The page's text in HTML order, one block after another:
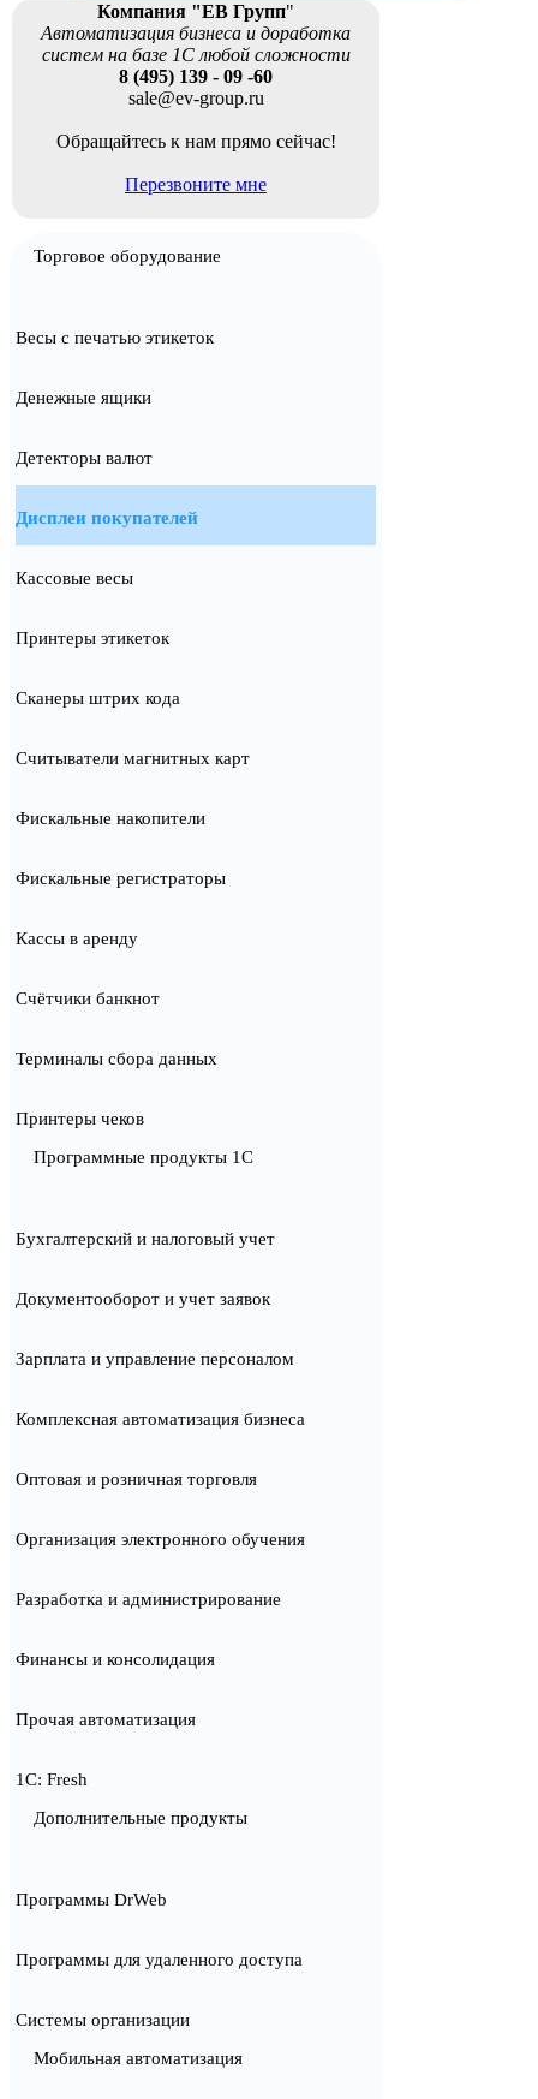
Компания "ЕВ Групп"
Автоматизация бизнеса и доработка
систем на базе 1С любой сложности
8 (495) 139 - 09 -60
sale@ev-group.ru
Обращайтесь к нам прямо сейчас!
Перезвоните мне
Торговое оборудование
Весы с печатью этикеток
Денежные ящики
Детекторы валют
Дисплеи покупателей
Кассовые весы
Принтеры этикеток
Сканеры штрих кода
Считыватели магнитных карт
Фискальные накопители
Фискальные регистраторы
Кассы в аренду
Счётчики банкнот
Терминалы сбора данных
Принтеры чеков
Программные продукты 1С
Бухгалтерский и налоговый учет
Документооборот и учет заявок
Зарплата и управление персоналом
Комплексная автоматизация бизнеса
Оптовая и розничная торговля
Организация электронного обучения
Разработка и администрирование
Финансы и консолидация
Прочая автоматизация
1С: Fresh
Дополнительные продукты
Программы DrWeb
Программы для удаленного доступа
Системы организации
Мобильная автоматизация